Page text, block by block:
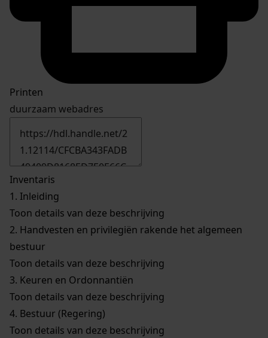
Printen
duurzaam webadres
Inventaris
1. Inleiding
Toon details van deze beschrijving
2. Handvesten en privilegiën rakende het algemeen
bestuur
Toon details van deze beschrijving
3. Keuren en Ordonnantiën
Toon details van deze beschrijving
4. Bestuur (Regering)
Toon details van deze beschrijving